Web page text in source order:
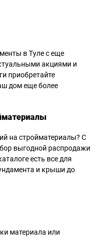
в Туле с еще
акциями и
приобретайте
дом еще более
на стройматериалы? С
выгодной распродажи
есть все для
и крыши до
материала или